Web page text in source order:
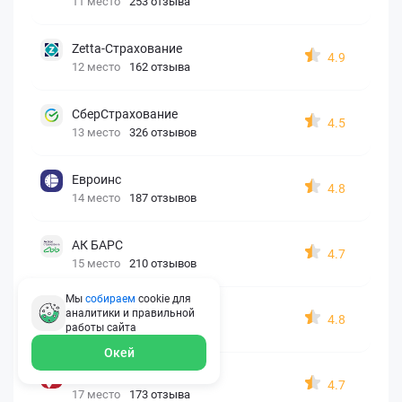
Zetta-Страхование
12 место 162 отзыва
4.9
СберСтрахование
13 место 326 отзывов
4.5
Евроинс
14 место 187 отзывов
4.8
АК БАРС
15 место 210 отзывов
4.7
Согласие
16 место 146 отзывов
4.8
17 место 173 отзыва
4.7
Мы собираем cookie для
аналитики и правильной
работы сайта
Окей